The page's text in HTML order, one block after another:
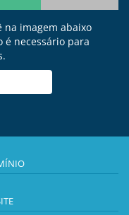
na imagem abaixo
é necessário para